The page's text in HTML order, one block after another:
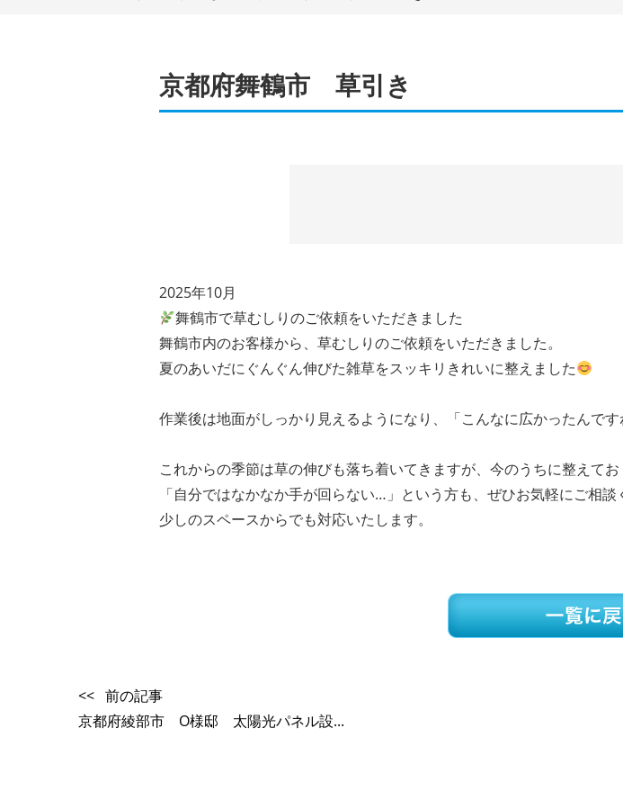
京都府舞鶴市 草引き
2025年10月
舞鶴市で草むしりのご依頼をいただきました
舞鶴市内のお客様から、草むしりのご依頼をいただきました。
夏のあいだにぐんぐん伸びた雑草をスッキリきれいに整えました
作業後は地面がしっかり見えるようになり、「こんなに広かったんで
これからの季節は草の伸びも落ち着いてきますが、今のうちに整えてお
「自分ではなかなか手が回らない…」という方も、ぜひお気軽にご相談
少しのスペースからでも対応いたします。
<< 前の記事
京都府綾部市 O様邸 太陽光パネル設...